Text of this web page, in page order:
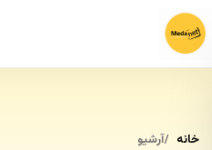
خانه آرشیو